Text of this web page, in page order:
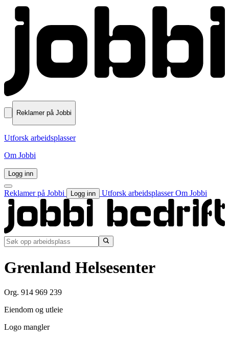
Reklamer på Jobbi
Utforsk arbeidsplasser
Om Jobbi
Logg inn
Reklamer på Jobbi Logg inn Utforsk arbeidsplasserOm Jobbi
Grenland Helsesenter
Org. 914 969 239
Eiendom og utleie
Logo mangler